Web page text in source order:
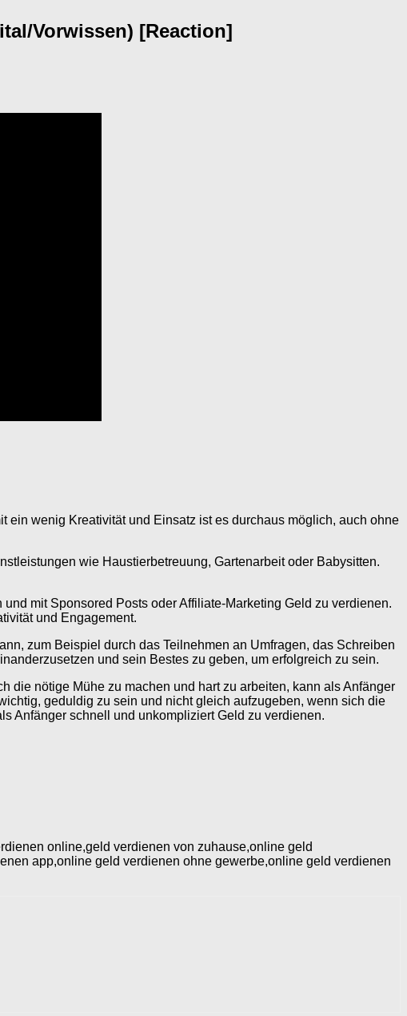
Vorwissen) [Reaction]
ein wenig Kreativität und Einsatz ist es durchaus möglich, auch ohne
wie Haustierbetreuung, Gartenarbeit oder Babysitten.
mit Sponsored Posts oder Affiliate-Marketing Geld zu verdienen.
und Engagement.
zum Beispiel durch das Teilnehmen an Umfragen, das Schreiben
und sein Bestes zu geben, um erfolgreich zu sein.
die nötige Mühe zu machen und hart zu arbeiten, kann als Anfänger
geduldig zu sein und nicht gleich aufzugeben, wenn sich die
Anfänger schnell und unkompliziert Geld zu verdienen.
online,geld verdienen von zuhause,online geld
app,online geld verdienen ohne gewerbe,online geld verdienen